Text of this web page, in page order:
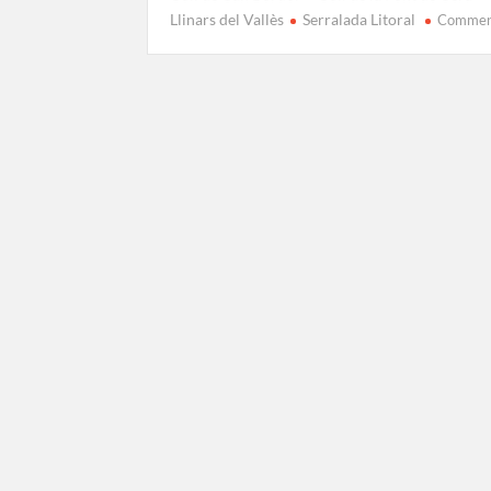
Llinars del Vallès
Serralada Litoral